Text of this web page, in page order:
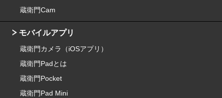
蔵衛門Cam
モバイルアプリ
蔵衛門カメラ（iOSアプリ）
蔵衛門Padとは
蔵衛門Pocket
蔵衛門Pad Mini